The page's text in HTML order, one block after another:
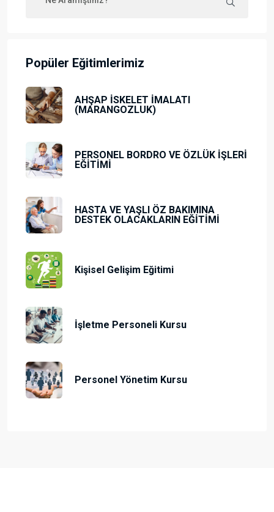
Popüler Eğitimlerimiz
AHŞAP İSKELET İMALATI
(MARANGOZLUK)
PERSONEL BORDRO VE ÖZLÜK İŞLERİ
EĞİTİMİ
HASTA VE YAŞLI ÖZ BAKIMINA
DESTEK OLACAKLARIN EĞİTİMİ
Kişisel Gelişim Eğitimi
İşletme Personeli Kursu
Personel Yönetim Kursu